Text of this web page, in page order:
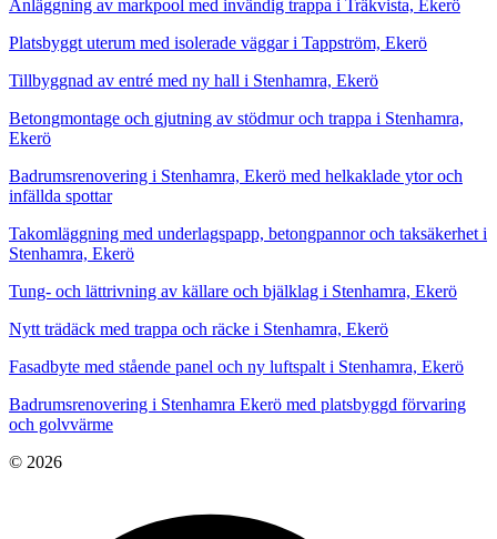
Anläggning av markpool med invändig trappa i Träkvista, Ekerö
Platsbyggt uterum med isolerade väggar i Tappström, Ekerö
Tillbyggnad av entré med ny hall i Stenhamra, Ekerö
Betongmontage och gjutning av stödmur och trappa i Stenhamra,
Ekerö
Badrumsrenovering i Stenhamra, Ekerö med helkaklade ytor och
infällda spottar
Takomläggning med underlagspapp, betongpannor och taksäkerhet i
Stenhamra, Ekerö
Tung- och lättrivning av källare och bjälklag i Stenhamra, Ekerö
Nytt trädäck med trappa och räcke i Stenhamra, Ekerö
Fasadbyte med stående panel och ny luftspalt i Stenhamra, Ekerö
Badrumsrenovering i Stenhamra Ekerö med platsbyggd förvaring
och golvvärme
© 2026